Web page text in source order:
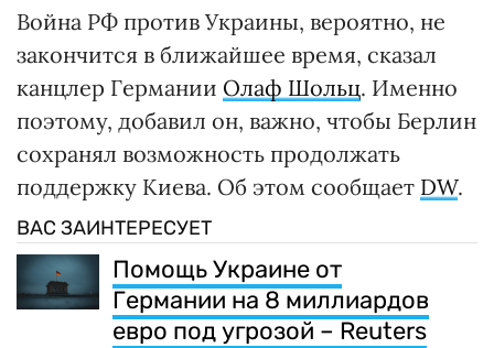
Война РФ против Украины, вероятно, не
закончится в ближайшее время, сказал
канцлер Германии Олаф Шольц. Именно
поэтому, добавил он, важно, чтобы Берлин
сохранял возможность продолжать
поддержку Киева. Об этом сообщает DW.
ВАС ЗАИНТЕРЕСУЕТ
Помощь Украине от
Германии на 8 миллиардов
евро под угрозой – Reuters